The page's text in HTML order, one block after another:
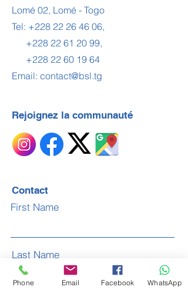
Lomé 02, Lomé - Togo
Tel: +228 22 26 46 06,
+228 22 61 20 99,
+228 22 60 19 64
Email: contact@bsl.tg
Rejoignez la communauté
Contact
First Name
Last Name
Phone Email Facebook WhatsApp